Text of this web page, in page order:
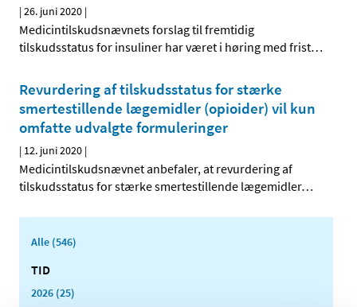
|26. juni 2020 |
Medicintilskudsnævnets forslag til fremtidig
tilskudsstatus for insuliner har været i høring med frist…
Revurdering af tilskudsstatus for stærke
smertestillende lægemidler (opioider) vil kun
omfatte udvalgte formuleringer
| 12. juni 2020 |
Medicintilskudsnævnet anbefaler, at revurdering af
tilskudsstatus for stærke smertestillende lægemidler…
Alle (546)
TID
2026 (25)